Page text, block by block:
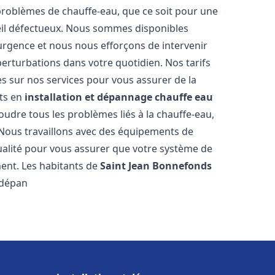
de chauffe-eau, que ce soit pour une
défectueux. Nous sommes disponibles
et nous nous efforçons de intervenir
dans votre quotidien. Nos tarifs
nos services pour vous assurer de la
en installation et dépannage chauffe eau
tous les problèmes liés à la chauffe-eau,
travaillons avec des équipements de
pour vous assurer que votre système de
Les habitants deSaint Jean Bonnefonds